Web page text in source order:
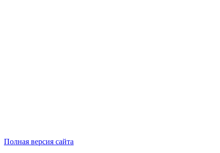
Полная версия сайта